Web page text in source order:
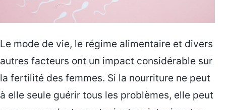
Le mode de vie, le régime alimentaire et divers
autres facteurs ont un impact considérable sur
la fertilité des femmes. Si la nourriture ne peut
à elle seule guérir tous les problèmes, elle peut